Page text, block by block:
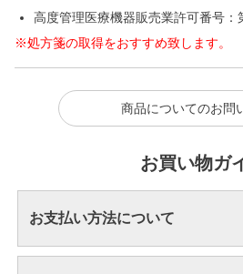
高度管理医療機器販売業許可番号：
※処方箋の取得をおすすめ致します。
商品についてのお問
お買い物ガ
お支払い方法について